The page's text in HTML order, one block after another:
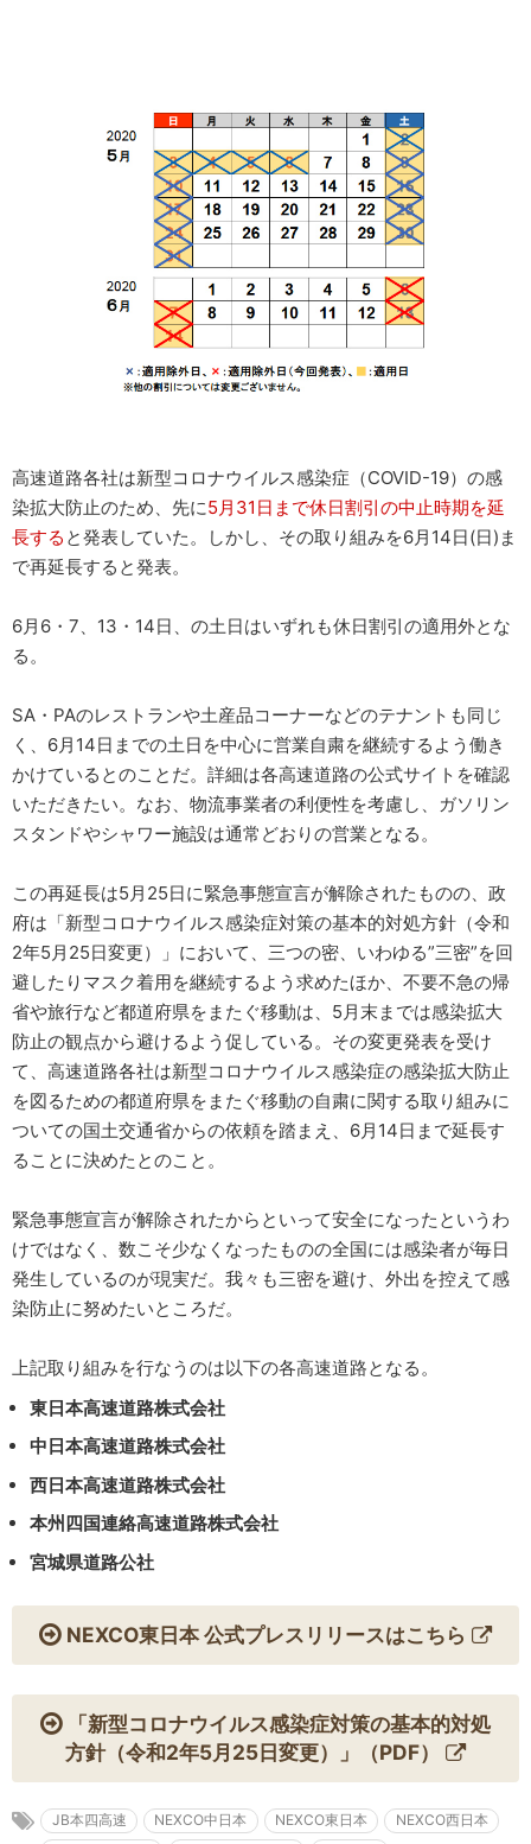
高速道路各社は新型コロナウイルス感染症（COVID-19）の感
染拡大防止のため、先に5月31日まで休日割引の中止時期を延
長する と発表していた。しかし、その取り組みを6月14日(日)ま
で再延長すると発表。
6月6・7、13・14日、の土日はいずれも休日割引の適用外とな
る。
SA・PAのレストランや土産品コーナーなどのテナントも同じ
く、6月14日までの土日を中心に営業自粛を継続するよう働き
かけているとのことだ。詳細は各高速道路の公式サイトを確認
いただきたい。なお、物流事業者の利便性を考慮し、ガソリン
スタンドやシャワー施設は通常どおりの営業となる。
この再延長は5月25日に緊急事態宣言が解除されたものの、政
府は「新型コロナウイルス感染症対策の基本的対処方針（令和
2年5月25日変更）」において、三つの密、いわゆる”三密”を回
避したりマスク着用を継続するよう求めたほか、不要不急の帰
省や旅行など都道府県をまたぐ移動は、5月末までは感染拡大
防止の観点から避けるよう促している。その変更発表を受け
て、高速道路各社は新型コロナウイルス感染症の感染拡大防止
を図るための都道府県をまたぐ移動の自粛に関する取り組みに
ついての国土交通省からの依頼を踏まえ、6月14日まで延長す
ることに決めたとのこと。
緊急事態宣言が解除されたからといって安全になったというわ
けではなく、数こそ少なくなったものの全国には感染者が毎日
発生しているのが現実だ。我々も三密を避け、外出を控えて感
染防止に努めたいところだ。
上記取り組みを行なうのは以下の各高速道路となる。
東日本高速道路株式会社
中日本高速道路株式会社
西日本高速道路株式会社
本州四国連絡高速道路株式会社
宮城県道路公社
NEXCO東日本 公式プレスリリースはこちら
「新型コロナウイルス感染症対策の基本的対処
方針（令和2年5月25日変更）」（PDF）
JB本四高速 NEXCO中日本 NEXCO東日本
NEXCO西日本